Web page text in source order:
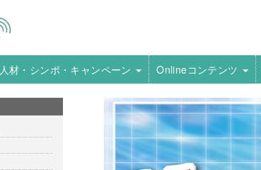
人材・シンポ・キャンペーン Onlineコンテンツ